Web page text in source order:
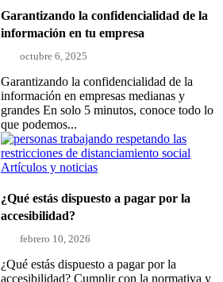
Garantizando la confidencialidad de la
información en tu empresa
octubre 6, 2025
Garantizando la confidencialidad de la
información en empresas medianas y
grandes En solo 5 minutos, conoce todo lo
que podemos...
Artículos y noticias
¿Qué estás dispuesto a pagar por la
accesibilidad?
febrero 10, 2026
¿Qué estás dispuesto a pagar por la
accesibilidad? Cumplir con la normativa y